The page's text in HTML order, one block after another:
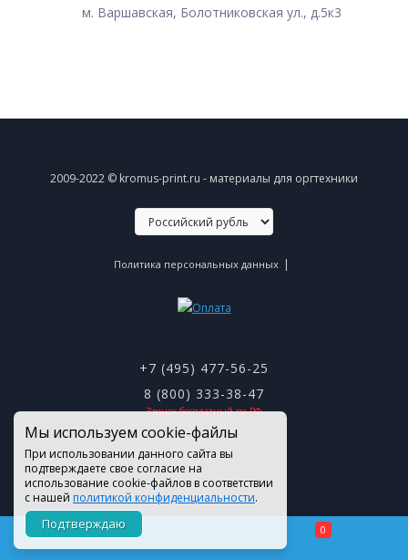
м. Варшавская, Болотниковская ул., д.5к3
2009-2022 © kromus-print.ru - материалы для оргтехники
Политика персональных данных |
+7 (495) 477-56-25
8 (800) 333-38-47
Звонок бесплатный по РФ
Мы используем cookie-файлы
При использовании данного сайта вы
подтверждаете свое согласие на
использование cookie-файлов в соответствии
с нашей политикой конфиденциальности.
Подтверждаю 0